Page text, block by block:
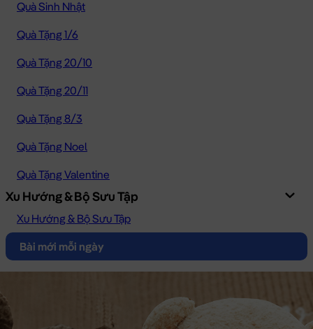
Quà Sinh Nhật
Quà Tặng 1/6
Quà Tặng 20/10
Quà Tặng 20/11
Quà Tặng 8/3
Quà Tặng Noel
Quà Tặng Valentine
Xu Hướng & Bộ Sưu Tập
Xu Hướng & Bộ Sưu Tập
Bài mới mỗi ngày